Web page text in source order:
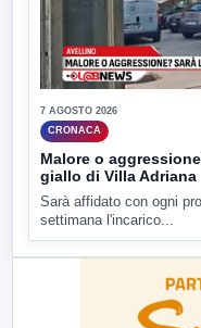
7 AGOSTO 2026
CRONACA
Malore o
giallo di Villa Adriana
Sarà affidato con ogni
settimana l'incarico...